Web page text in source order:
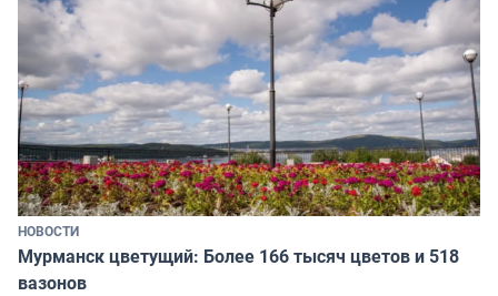
НОВОСТИ
Мурманск цветущий: Более 166 тысяч цветов и 518
вазонов